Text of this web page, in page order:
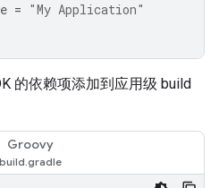
= "My Application"
的依赖项添加到应用级 build
Groovy